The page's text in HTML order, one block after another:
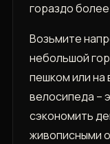
гораздо
Возьмите
небольшой
пешком или на
велосипеда –
сэкономить
живописными